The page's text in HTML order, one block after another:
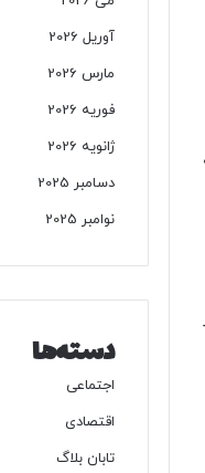
آوریل 2026
مارس 2026
فوریه 2026
ژانویه 2026
دسامبر 2025
نوامبر 2025
دسته‌ها
اجتماعی
اقتصادی
تابان بلاگ